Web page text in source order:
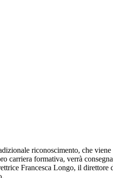
riconoscimento, che
carriera formativa, verrà
Francesca Longo, il